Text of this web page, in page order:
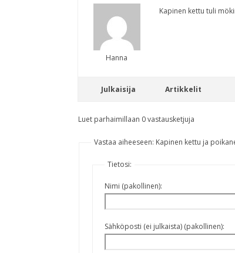
Hanna
Kapinen kettu tuli
Julkaisija Artikkelit
Luet parhaimillaan 0 vastausketjuja
Vastaa aiheeseen: Kapinen kettu ja
Tietosi:
Nimi (pakollinen):
Sähköposti (ei julkaista) (pakollinen):